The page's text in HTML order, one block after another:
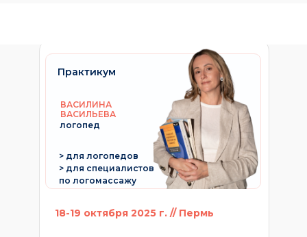
Практикум
ВАСИЛИНА
ВАСИЛЬЕВА
18-19 октября 2025 г. // Пермь
логопед
> для логопедов
> для специалистов
по логомассажу